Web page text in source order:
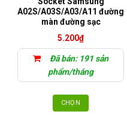
A02S/A03S/A03/A11 đường
màn đường sạc
5.200₫
Đã bán: 191 sản
phẩm/tháng
CHỌN